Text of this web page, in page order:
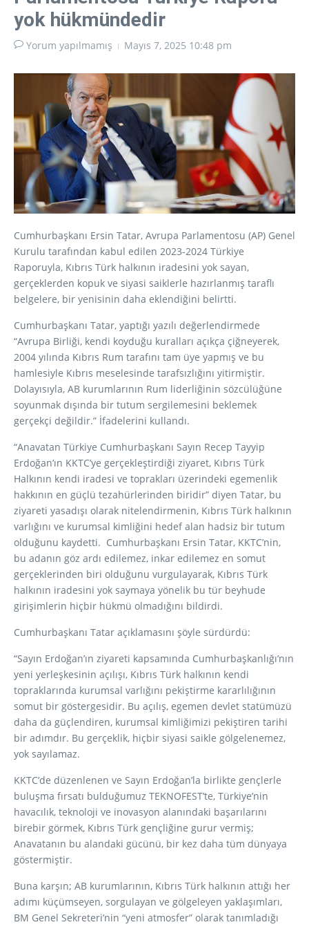
yok hükmündedir
Yorum yapılmamış Mayıs 7, 2025 10:48 pm
Cumhurbaşkanı Ersin Tatar, Avrupa Parlamentosu (AP) Genel
Kurulu tarafından kabul edilen 2023-2024 Türkiye
Raporuyla, Kıbrıs Türk halkının iradesini yok sayan,
gerçeklerden kopuk ve siyasi saiklerle hazırlanmış taraflı
belgelere, bir yenisinin daha eklendiğini belirtti.
Cumhurbaşkanı Tatar, yaptığı yazılı değerlendirmede
“Avrupa Birliği, kendi koyduğu kuralları açıkça çiğneyerek,
2004 yılında Kıbrıs Rum tarafını tam üye yapmış ve bu
hamlesiyle Kıbrıs meselesinde tarafsızlığını yitirmiştir.
Dolayısıyla, AB kurumlarının Rum liderliğinin sözcülüğüne
soyunmak dışında bir tutum sergilemesini beklemek
gerçekçi değildir.” İfadelerini kullandı.
“Anavatan Türkiye Cumhurbaşkanı Sayın Recep Tayyip
Erdoğan’ın KKTC’ye gerçekleştirdiği ziyaret, Kıbrıs Türk
Halkının kendi iradesi ve toprakları üzerindeki egemenlik
hakkının en güçlü tezahürlerinden biridir” diyen Tatar, bu
ziyareti yasadışı olarak nitelendirmenin, Kıbrıs Türk halkının
varlığını ve kurumsal kimliğini hedef alan hadsiz bir tutum
olduğunu kaydetti. Cumhurbaşkanı Ersin Tatar, KKTC’nin,
bu adanın göz ardı edilemez, inkar edilemez en somut
gerçeklerinden biri olduğunu vurgulayarak, Kıbrıs Türk
halkının iradesini yok saymaya yönelik bu tür beyhude
girişimlerin hiçbir hükmü olmadığını bildirdi.
Cumhurbaşkanı Tatar açıklamasını şöyle sürdürdü:
“Sayın Erdoğan’ın ziyareti kapsamında Cumhurbaşkanlığı’nın
yeni yerleşkesinin açılışı, Kıbrıs Türk halkının kendi
topraklarında kurumsal varlığını pekiştirme kararlılığının
somut bir göstergesidir. Bu açılış, egemen devlet statümüzü
daha da güçlendiren, kurumsal kimliğimizi pekiştiren tarihi
bir adımdır. Bu gerçeklik, hiçbir siyasi saikle gölgelenemez,
yok sayılamaz.
KKTC’de düzenlenen ve Sayın Erdoğan’la birlikte gençlerle
buluşma fırsatı bulduğumuz TEKNOFEST’te, Türkiye’nin
havacılık, teknoloji ve inovasyon alanındaki başarılarını
birebir görmek, Kıbrıs Türk gençliğine gurur vermiş;
Anavatanın bu alandaki gücünü, bir kez daha tüm dünyaya
göstermiştir.
Buna karşın; AB kurumlarının, Kıbrıs Türk halkının attığı her
adımı küçümseyen, sorgulayan ve gölgeleyen yaklaşımları,
BM Genel Sekreteri’nin “yeni atmosfer” olarak tanımladığı